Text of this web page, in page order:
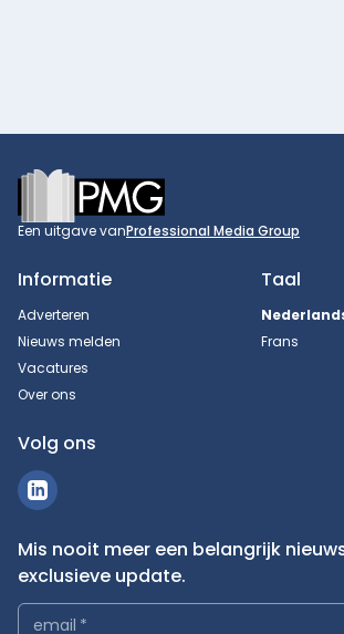
Footer
Een uitgave vanProfessional Media Group
Informatie
Adverteren
Nieuws melden
Vacatures
Over ons
Taal
Frans
Volg ons
Mis nooit meer een belangrijk
exclusieve update.
email *